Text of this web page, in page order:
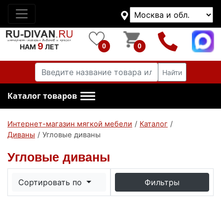
НАМ 9 ЛЕТ 0 0
Найти
Каталог товаров
Интернет-магазин мягкой мебели / Каталог /
Диваны / Угловые диваны
Угловые диваны
Сортировать по Фильтры